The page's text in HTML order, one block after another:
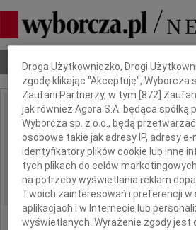
Nekrologi Odeszli Poradnik
IMIĘ I NAZWISKO: Andrzej
REGION: Poznań
DATA EMISJI: 31.05.2013
Dbamy o Twoją prywatność
Droga Użytkowniczko, Drogi
zgodę klikając "Akceptuję", Wyborcza
Zaufani Partnerzy, w tym [872 ]
jak również Agora S.A. będąca spółką
Wyborcza sp. z o.o., będą
osobowe takie jak adresy IP, adresy
identyfikatory plików cookie lub inne
tych plikach do celów
na potrzeby wyświetlania reklam
Twoich zainteresowań i preferencji w
aplikacjach i w Internecie lub
wyświetlanych. Wyrażenie zgody jest